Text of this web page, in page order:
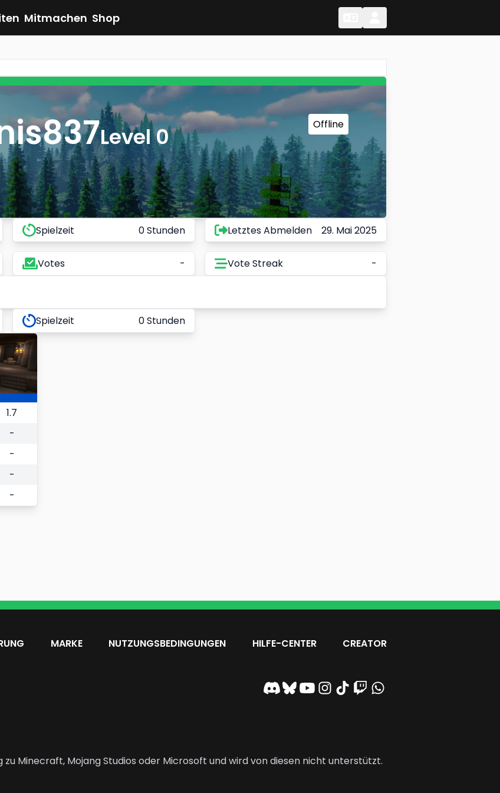
Mitmachen Shop
Level 0 Offline
Spielzeit 0 Stunden Letztes Abmelden 29. Mai 2025
Votes - Vote Streak -
Spielzeit 0 Stunden
1.7
-
-
-
-
MARKE NUTZUNGSBEDINGUNGEN HILFE-CENTER CREATOR
Minecraft, Mojang Studios oder Microsoft und wird von diesen nicht unterstützt.